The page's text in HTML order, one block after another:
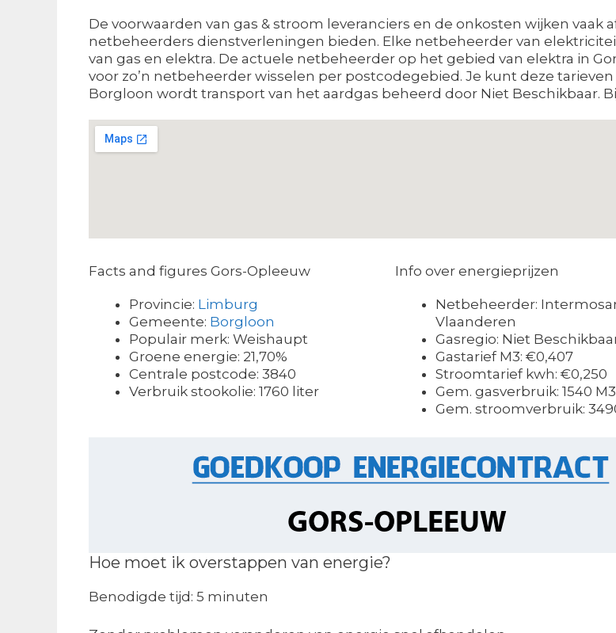
De voorwaarden van gas & stroom leveranciers en de onkosten wijken vaak
netbeheerders dienstverleningen bieden. Elke netbeheerder van
van gas en elektra. De actuele netbeheerder op het gebied van elektra in
voor zo’n netbeheerder wisselen per postcodegebied. Je kunt deze
Borgloon wordt transport van het aardgas beheerd door Niet Beschikbaar.
Facts and figures Gors-Opleeuw
Provincie: Limburg
Gemeente: Borgloon
Populair merk: Weishaupt
Groene energie: 21,70%
Centrale postcode: 3840
Verbruik stookolie: 1760 liter
Info over energieprijzen
Netbeheerder:
Vlaanderen
Gasregio: Niet
Gastarief M3: €0,407
Stroomtarief kwh: €0,250
Gem. gasverbruik: 1540 M3
Gem. stroomverbruik:
Hoe moet ik overstappen van energie?
Benodigde tijd: 5 minuten